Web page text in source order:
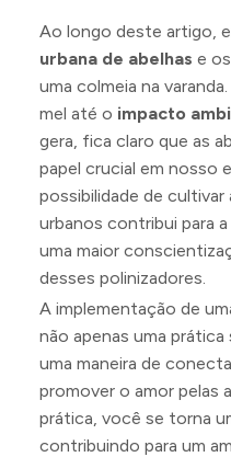
Ao longo deste artigo,
urbana de abelhas e
uma colmeia na
mel até o impacto
gera, fica claro que as
papel crucial em nosso
possibilidade de cultivar
urbanos contribui para
uma maior
desses polinizadores.
A implementação de
não apenas uma
uma maneira de
promover o amor pelas
prática, você se torna
contribuindo para um